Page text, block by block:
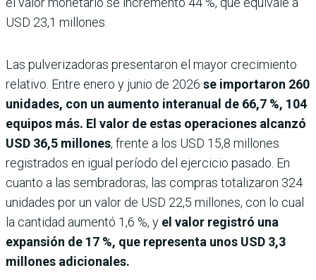
USD 23,1 millones.
Las pulverizadoras presentaron el mayor crecimiento
relativo. Entre enero y junio de 2026 se importaron 260
unidades, con un aumento interanual de 66,7 %, 104
equipos más. El valor de estas operaciones alcanzó
USD 36,5 millones, frente a los USD 15,8 millones
registrados en igual período del ejercicio pasado. En
cuanto a las sembradoras, las compras totalizaron 324
unidades por un valor de USD 22,5 millones, con lo cual
la cantidad aumentó 1,6 %, y el valor registró una
expansión de 17 %, que representa unos USD 3,3
millones adicionales.